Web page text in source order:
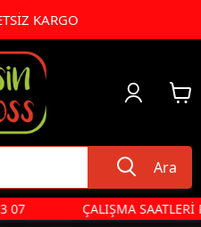
KARGO
Ara
ÇALIŞMA SAATLERİ